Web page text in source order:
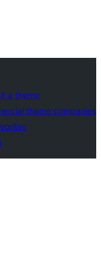
a theme
theme companies